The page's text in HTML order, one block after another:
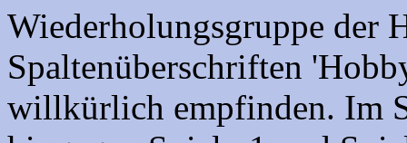
Wiederholungsgruppe der
Spaltenüberschriften
willkürlich empfinden. Im